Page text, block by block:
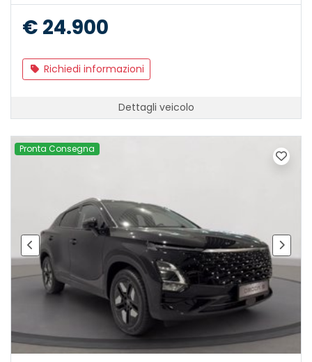
€ 24.900
Richiedi informazioni
Dettagli veicolo
Pronta Consegna